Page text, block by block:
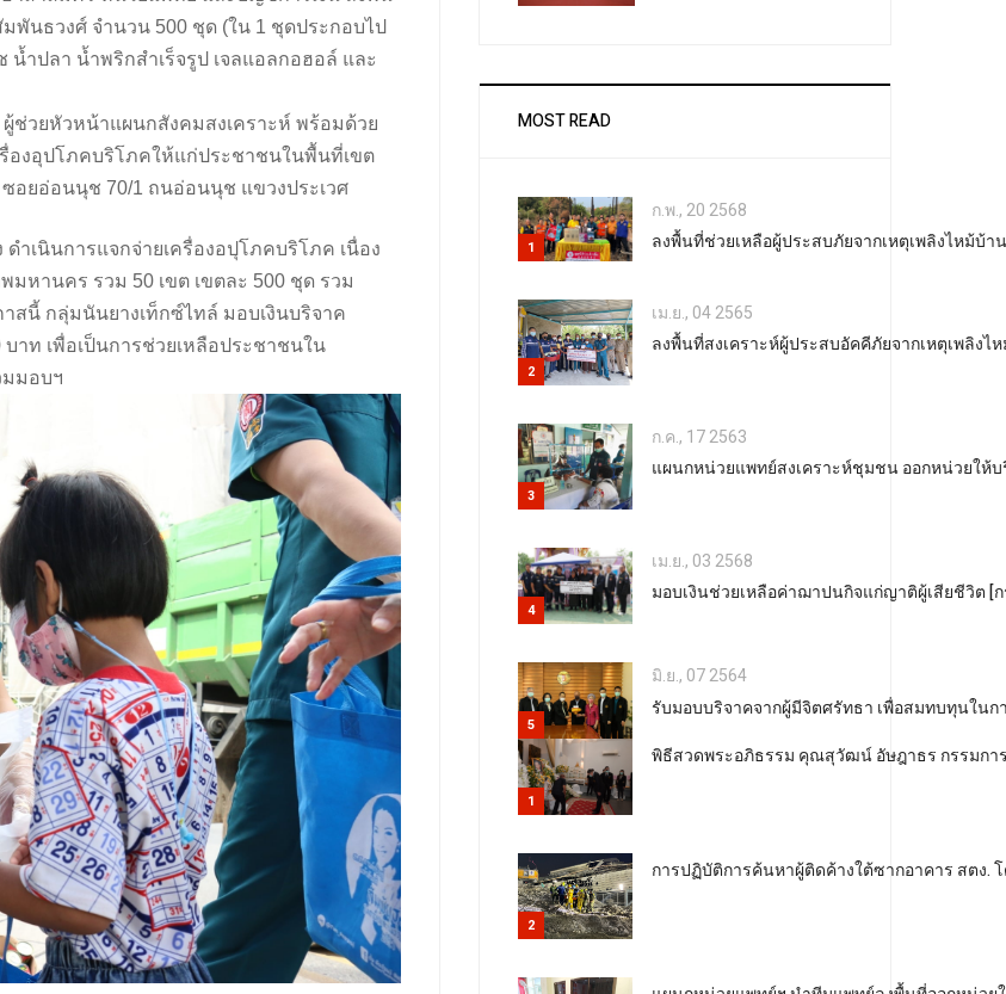
นธวงศ์ จำนวน 500 ชุด (ใน 1 ชุดประกอบไป
ำปลา น้ำพริกสำเร็จรูป เจลแอลกอฮอล์ และ
ช่วยหัวหน้าแผนกสังคมสงเคราะห์ พร้อมด้วย
งอุปโภคบริโภคให้แก่ประชาชนในพื้นที่เขต
อยอ่อนนุช 70/1 ถนอ่อนนุช แขวงประเวศ
เนินการแจกจ่ายเครื่องอปุโภคบริโภค เนื่อง
มหานคร รวม 50 เขต เขตละ 500 ชุด รวม
สนี้ กลุ่มนันยางเท็กซ์ไทล์ มอบเงินบริจาค
าท เพื่อเป็นการช่วยเหลือประชาชนใน
มมอบฯ
MOST READ
1
ก.พ., 20 2568
ลงพื้นที่ช่วยเหลือผู้ประสบภัยจากเหตุเพลิงไหม้บ้
2
เม.ย., 04 2565
ลงพื้นที่สงเคราะห์ผู้ประสบอัคคีภัยจากเหตุเพลิง
3
ก.ค., 17 2563
แผนกหน่วยแพทย์สงเคราะห์ชุมชน ออกหน่วยให้
4
เม.ย., 03 2568
มอบเงินช่วยเหลือค่าฌาปนกิจแก่ญาติผู้เสียชีวิต [
5
มิ.ย., 07 2564
รับมอบบริจาคจากผู้มีจิตศรัทธา เพื่อสมทบทุนใน
1
พิธีสวดพระอภิธรรม คุณสุวัฒน์ อัษฎาธร กรรมกา
2
การปฏิบัติการค้นหาผู้ติดค้างใต้ซากอาคาร สตง